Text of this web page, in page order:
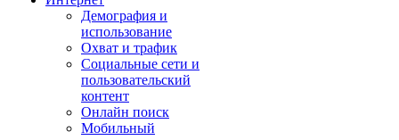
Демография и
использование
Охват и трафик
Социальные сети и
пользовательский
контент
Онлайн поиск
Мобильный